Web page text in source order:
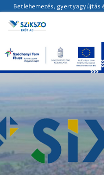
Betlehemezés, gyertyagyújtás